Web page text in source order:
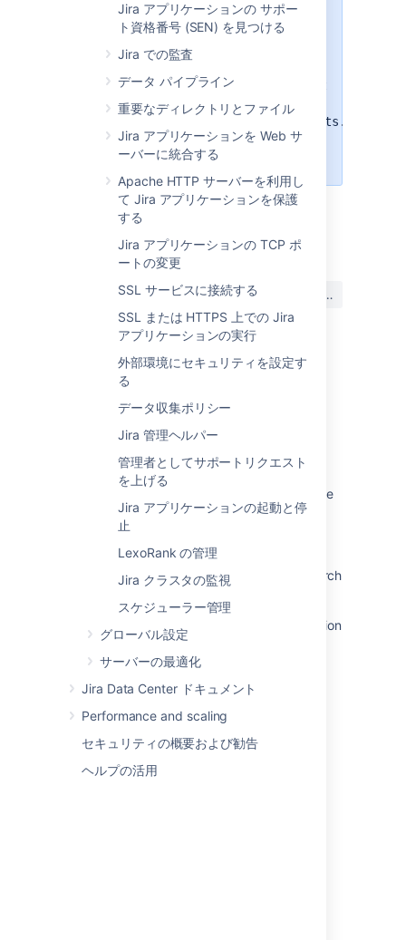
Jira アプリケーションの サポー
ト資格番号 (SEN) を見つける
Jira での監査
データ パイプライン
重要なディレクトリとファイル
Jira アプリケーションを Web サ
ーバーに統合する
Apache HTTP サーバーを利用し
て Jira アプリケーションを保護
する
Jira アプリケーションの TCP ポ
ートの変更
SSL サービスに接続する
SSL または HTTPS 上での Jira
アプリケーションの実行
外部環境にセキュリティを設定す
る
データ収集ポリシー
Jira 管理ヘルパー
管理者としてサポートリクエスト
を上げる
Jira アプリケーションの起動と停
止
LexoRank の管理
Jira クラスタの監視
スケジューラー管理
グローバル設定
サーバーの最適化
Jira Data Center ドキュメント
Performance and scaling
セキュリティの概要および勧告
ヘルプの活用
Disallow: /jira/sr/および
Disallow: /jira/sr/に変更しま
す。ただし、
jira.mycompany.com/robots.txt
などのルート ディレクトリ
jira.mycompany.com/jira/robots.txt
ではない) に格納する必要がありま
す。
この内容はお役に立ちました
いいえ
関連コンテンツ
How to Prevent Google Web Crawlers from
Indexing Bitbucket
Hiding external links from search engines
robots.txt file not working in Bamboo after the
Hide external links from search engines
Prevent Bamboo from being indexed by search
Custom website connector robots.txt validation
fails when robots.txt URL redirects
browser
How to Enable / Disable Confluence Secure
Administration session ( Websudo ) From
Database